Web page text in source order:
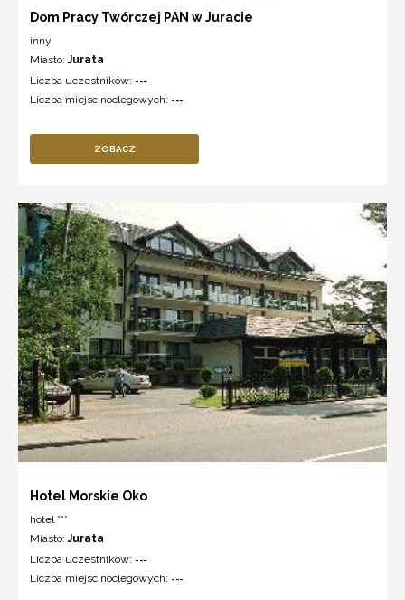
Dom Pracy Twórczej PAN w Juracie
inny
Miasto:Jurata
Liczba uczestników: ---
Liczba miejsc noclegowych: ---
ZOBACZ
Hotel Morskie Oko
hotel ***
Miasto:Jurata
Liczba uczestników: ---
Liczba miejsc noclegowych: ---